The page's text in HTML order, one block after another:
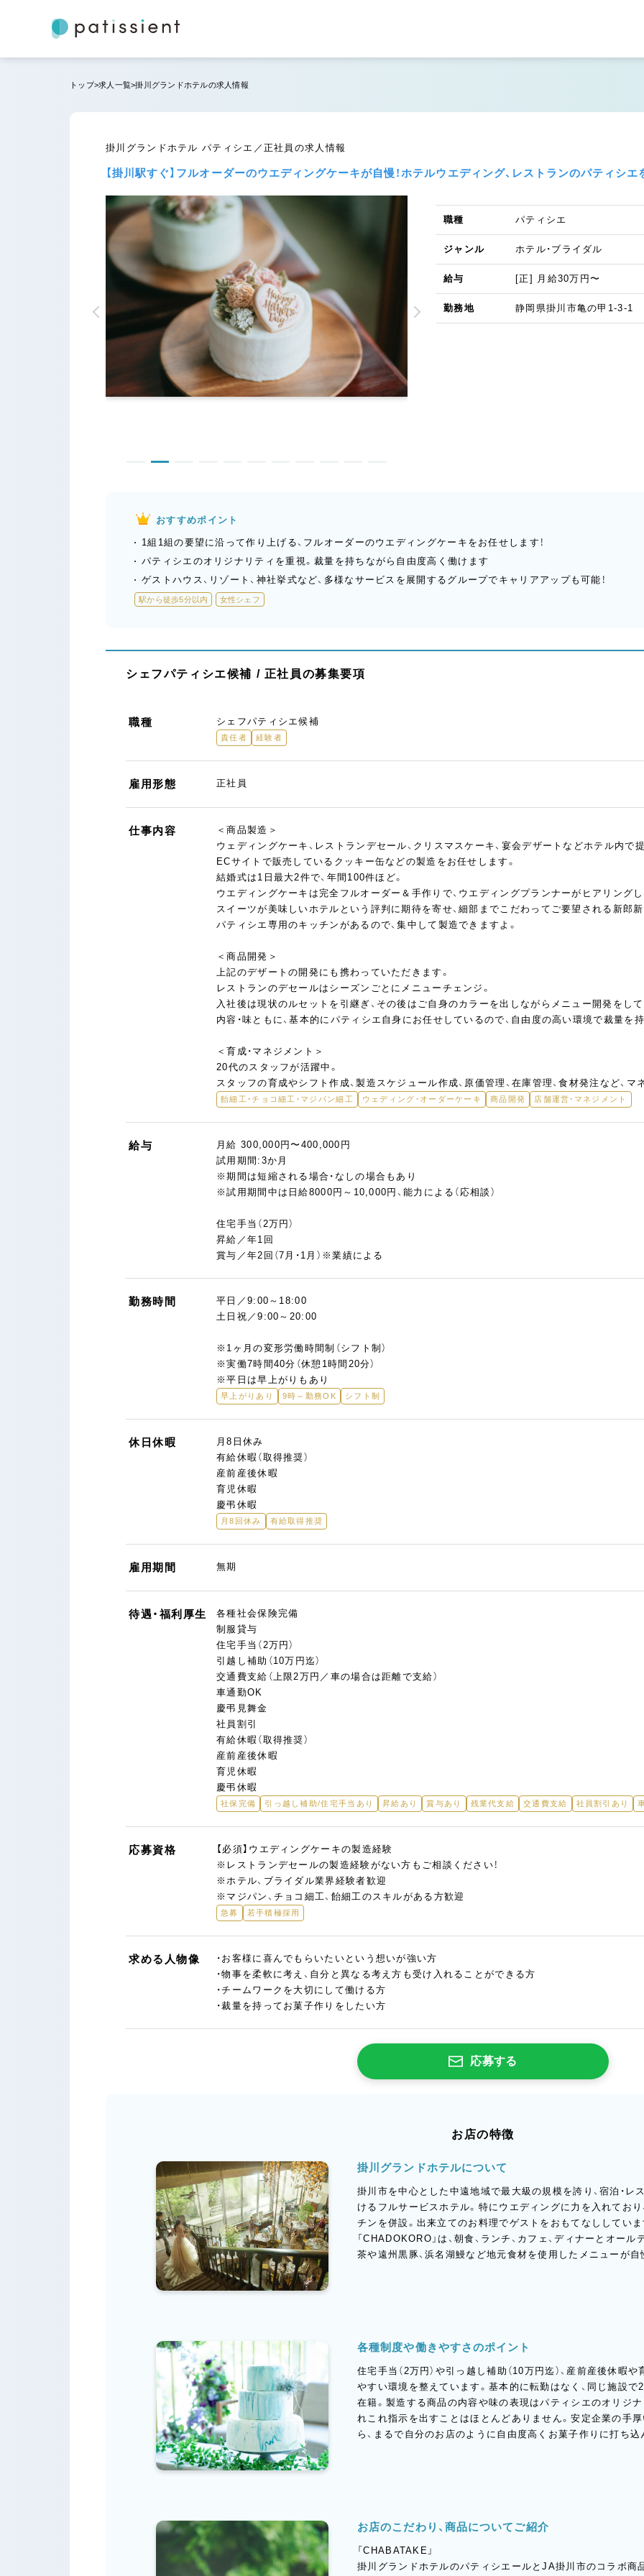
トップ 求人一覧 掛川グランドホテルの求人情報
掛川グランドホテル パティシエ／正社員の求人情報
【掛川駅すぐ】フルオーダーのウエディングケーキが自慢！ホテルウエディング、レストランのパティシエ
職種 パティシエ
ジャンル ホテル・ブライダル
給与 [正] 月給30万円〜
勤務地 静岡県掛川市亀の甲1-3-1
おすすめポイント
1組1組の要望に沿って作り上げる、フルオーダーのウエディングケーキをお任せします！
パティシエのオリジナリティを重視。裁量を持ちながら自由度高く働けます
ゲストハウス、リゾート、神社挙式など、多様なサービスを展開するグループでキャリアアップも可能！
駅から徒歩5分以内 女性シェフ
シェフパティシエ候補 / 正社員の募集要項
職種 シェフパティシエ候補
責任者 経験者
雇用形態 正社員
仕事内容
＜商品製造＞
ウェディングケーキ、レストランデセール、クリスマスケーキ、宴会デザートなどホテル内で
ECサイトで販売しているクッキー缶などの製造をお任せします。
結婚式は1日最大2件で、年間100件ほど。
ウエディングケーキは完全フルオーダー＆手作りで、ウエディングプランナーがヒアリング
スイーツが美味しいホテルという評判に期待を寄せ、細部までこだわってご要望される新郎
パティシエ専用のキッチンがあるので、集中して製造できますよ。
＜商品開発＞
上記のデザートの開発にも携わっていただきます。
レストランのデセールはシーズンごとにメニューチェンジ。
入社後は現状のルセットを引継ぎ、その後はご自身のカラーを出しながらメニュー開発をして
内容・味ともに、基本的にパティシエ自身にお任せしているので、自由度の高い環境で裁量を持
＜育成・マネジメント＞
20代のスタッフが活躍中。
スタッフの育成やシフト作成、製造スケジュール作成、原価管理、在庫管理、食材発注など、
飴細工・チョコ細工・マジパン細工 ウェディング・オーダーケーキ 商品開発 店舗運営・マネジメント
給与
月給 300,000円〜400,000円
試用期間:3か月
※期間は短縮される場合・なしの場合もあり
※試用期間中は日給8000円～10,000円、能力による（応相談）
住宅手当（2万円）
昇給／年1回
賞与／年2回（7月・1月）※業績による
勤務時間
平日／9:00～18:00
土日祝／9:00～20:00
※1ヶ月の変形労働時間制（シフト制）
※実働7時間40分（休憩1時間20分）
※平日は早上がりもあり
早上がりあり 9時～勤務OK シフト制
休日休暇
月8日休み
有給休暇（取得推奨）
産前産後休暇
育児休暇
慶弔休暇
月8回休み 有給取得推奨
雇用期間 無期
待遇・福利厚生
各種社会保険完備
制服貸与
住宅手当（2万円）
引越し補助（10万円迄）
交通費支給（上限2万円／車の場合は距離で支給）
車通勤OK
慶弔見舞金
社員割引
有給休暇（取得推奨）
産前産後休暇
育児休暇
慶弔休暇
社保完備 引っ越し補助/住宅手当あり 昇給あり 賞与あり 残業代支給 交通費支給 社員割引あり
応募資格
【必須】ウエディングケーキの製造経験
※レストランデセールの製造経験がない方もご相談ください！
※ホテル、ブライダル業界経験者歓迎
※マジパン、チョコ細工、飴細工のスキルがある方歓迎
急募 若手積極採用
求める人物像
・お客様に喜んでもらいたいという想いが強い方
・物事を柔軟に考え、自分と異なる考え方も受け入れることができる方
・チームワークを大切にして働ける方
・裁量を持ってお菓子作りをしたい方
応募する
お店の特徴
掛川グランドホテルについて
掛川市を中心とした中遠地域で最大級の規模を誇り、宿泊・レ
けるフルサービスホテル。特にウエディングに力を入れてお
チンを併設。出来立てのお料理でゲストをおもてなししてい
「CHADOKORO」は、朝食、ランチ、カフェ、ディナーとオー
茶や遠州黒豚、浜名湖鰻など地元食材を使用したメニューが自
各種制度や働きやすさのポイント
住宅手当（2万円）や引っ越し補助（10万円迄）、産前産後休暇
やすい環境を整えています。基本的に転勤はなく、同じ施設
在籍。製造する商品の内容や味の表現はパティシエのオリジ
れこれ指示を出すことはほとんどありません。安定企業の手
ら、まるで自分のお店のように自由度高くお菓子作りに打ち込
お店のこだわり、商品についてご紹介
「CHABATAKE」
掛川グランドホテルのパティシエールとJA掛川市のコラボ商